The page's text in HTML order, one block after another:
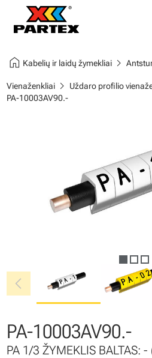
home Kabelių ir laidų žymekliaichevron_right
Vienaženkliaichevron_right Uždaro profilio
PA-10003AV90.-
chevron_left
PA-10003AV90.-
PA 1/3 ŽYMEKLIS BALTAS: